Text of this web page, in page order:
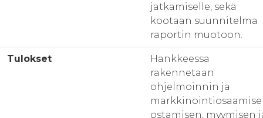
jatkamiselle, sekä
kootaan suunnitelma
raportin muotoon.
Tulokset
Hankkeessa
rakennetaan
ohjelmoinnin ja
ostamisen, myymisen